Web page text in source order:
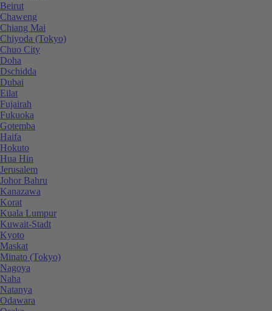
Beirut
Chaweng
Chiang Mai
Chiyoda (Tokyo)
Chuo City
Doha
Dschidda
Dubai
Eilat
Fujairah
Fukuoka
Gotemba
Haifa
Hokuto
Hua Hin
Jerusalem
Johor Bahru
Kanazawa
Korat
Kuala Lumpur
Kuwait-Stadt
Kyoto
Maskat
Minato (Tokyo)
Nagoya
Naha
Natanya
Odawara